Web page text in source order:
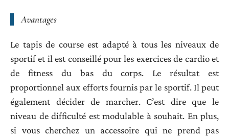
Avantages
Le tapis de course est adapté à tous les niveaux de
sportif et il est conseillé pour les exercices de cardio et
de fitness du bas du corps. Le résultat est
proportionnel aux efforts fournis par le sportif. Il peut
également décider de marcher. C’est dire que le
niveau de difficulté est modulable à souhait. En plus,
si vous cherchez un accessoire qui ne prend pas